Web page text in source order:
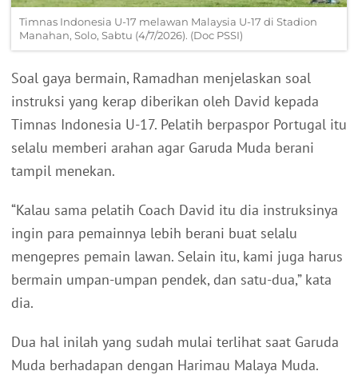
Timnas Indonesia U-17 melawan Malaysia U-17 di Stadion
Manahan, Solo, Sabtu (4/7/2026). (Doc PSSI)
Soal gaya bermain, Ramadhan menjelaskan soal
instruksi yang kerap diberikan oleh David kepada
Timnas Indonesia U-17. Pelatih berpaspor Portugal itu
selalu memberi arahan agar Garuda Muda berani
tampil menekan.
“Kalau sama pelatih Coach David itu dia instruksinya
ingin para pemainnya lebih berani buat selalu
mengepres pemain lawan. Selain itu, kami juga harus
bermain umpan-umpan pendek, dan satu-dua,” kata
dia.
Dua hal inilah yang sudah mulai terlihat saat Garuda
Muda berhadapan dengan Harimau Malaya Muda.